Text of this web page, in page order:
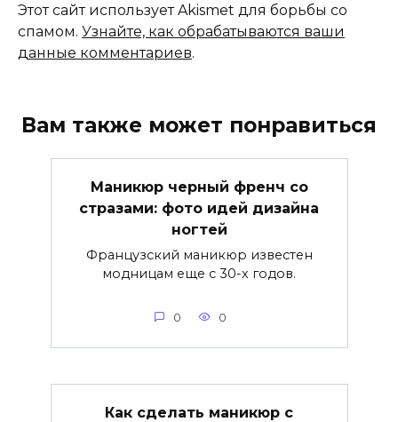
Этот сайт использует Akismet для борьбы со
спамом. Узнайте, как обрабатываются ваши
данные комментариев.
Вам также может понравиться
Маникюр черный френч со
стразами: фото идей дизайна
ногтей
Французский маникюр известен
модницам еще с 30-х годов.
0 0
Как сделать маникюр с